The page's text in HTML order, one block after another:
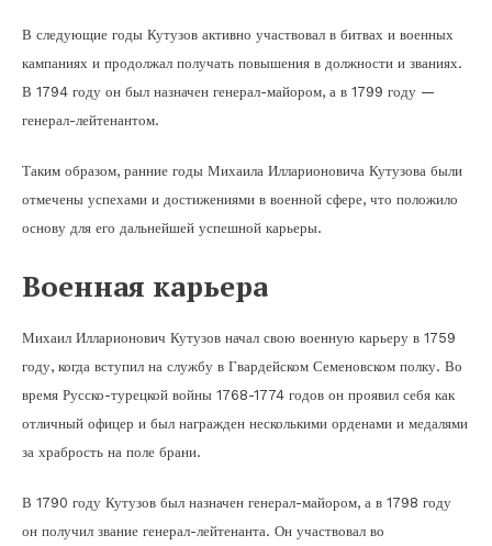
В следующие годы Кутузов активно участвовал в битвах и военных
кампаниях и продолжал получать повышения в должности и званиях.
В 1794 году он был назначен генерал-майором, а в 1799 году —
генерал-лейтенантом.
Таким образом, ранние годы Михаила Илларионовича Кутузова были
отмечены успехами и достижениями в военной сфере, что положило
основу для его дальнейшей успешной карьеры.
Военная карьера
Михаил Илларионович Кутузов начал свою военную карьеру в 1759
году, когда вступил на службу в Гвардейском Семеновском полку. Во
время Русско-турецкой войны 1768-1774 годов он проявил себя как
отличный офицер и был награжден несколькими орденами и медалями
за храбрость на поле брани.
В 1790 году Кутузов был назначен генерал-майором, а в 1798 году
он получил звание генерал-лейтенанта. Он участвовал во